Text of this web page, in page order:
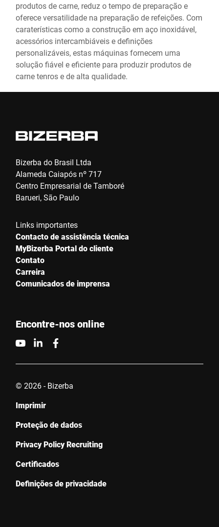
produtos de carne, reduz o tempo de preparação e
oferece versatilidade na preparação de refeições. Com
caraterísticas como a construção em aço inoxidável,
acessórios intercambiáveis e definições
personalizáveis, estas máquinas fornecem uma
solução fiável e eficiente para produzir produtos de
carne tenros e de alta qualidade.
Bizerba do Brasil Ltda
Alameda Caiapós nº 717
Centro Empresarial de Tamboré
Barueri, São Paulo
Links importantes
Contacto de assistência técnica
MyBizerba Portal do cliente
Contato
Carreira
Comunicados de imprensa
Encontre-nos online
© 2026 - Bizerba
Imprimir
Proteção de dados
Privacy Policy Recruiting
Certificados
Definições de privacidade